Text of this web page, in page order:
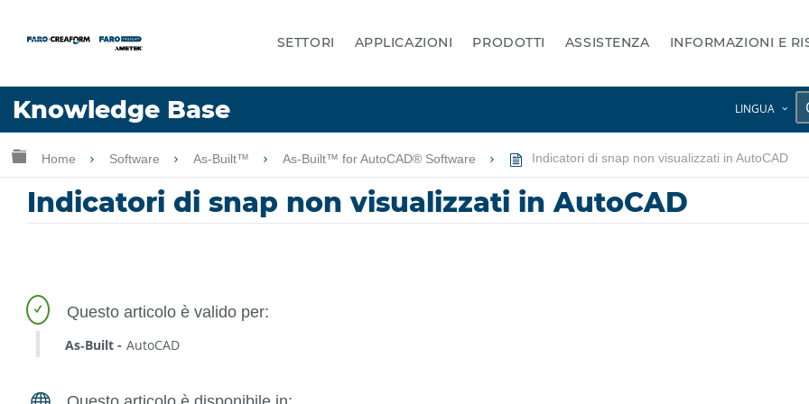
SETTORI APPLICAZIONI PRODOTTI ASSISTENZA INFORMAZIONI E
Knowledge Base LINGUA
Lingua
Ingrandisci/riduci gerarchia globale
Home Software As-Built™ As-Built™ for AutoCAD® Software Indicatori di snap non visualizzati in AutoCAD
Indicatori di snap non visualizzati in AutoCAD
As‑Built AutoCAD